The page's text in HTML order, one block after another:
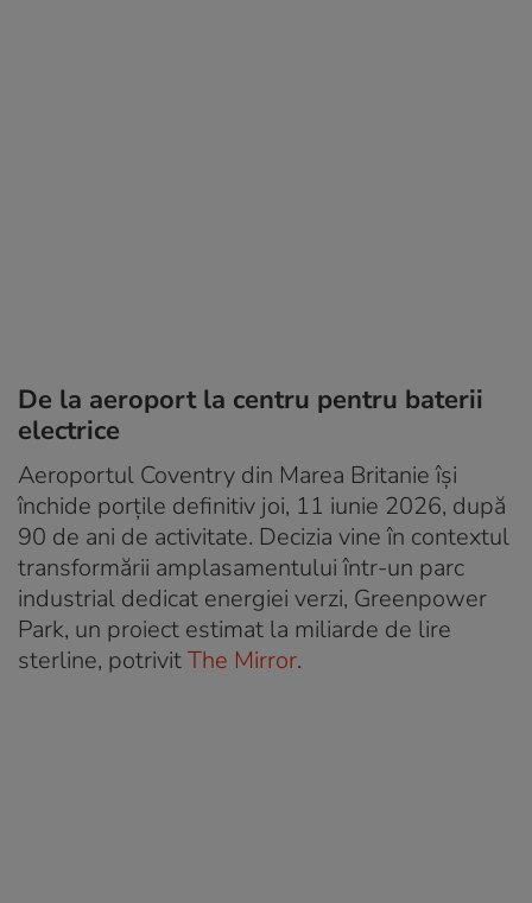
De la aeroport la centru pentru baterii
electrice
Aeroportul Coventry din Marea Britanie își
închide porțile definitiv joi, 11 iunie 2026, după
90 de ani de activitate. Decizia vine în contextul
transformării amplasamentului într-un parc
industrial dedicat energiei verzi, Greenpower
Park, un proiect estimat la miliarde de lire
sterline, potrivitThe Mirror.